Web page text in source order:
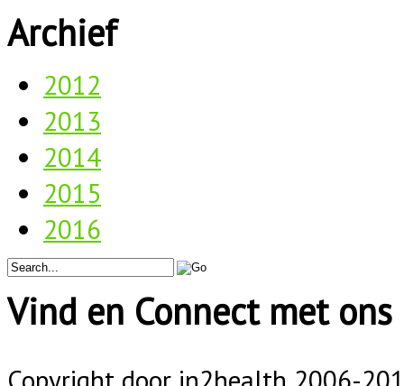
Archief
2012
2013
2014
2015
2016
Vind en Connect met ons